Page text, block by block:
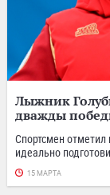
Лыжник
дважды
Спортсмен
идеально
15 МАРТА